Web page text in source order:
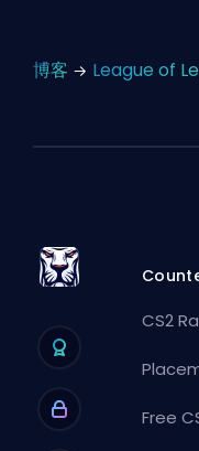
博客 League of
CS2
Free